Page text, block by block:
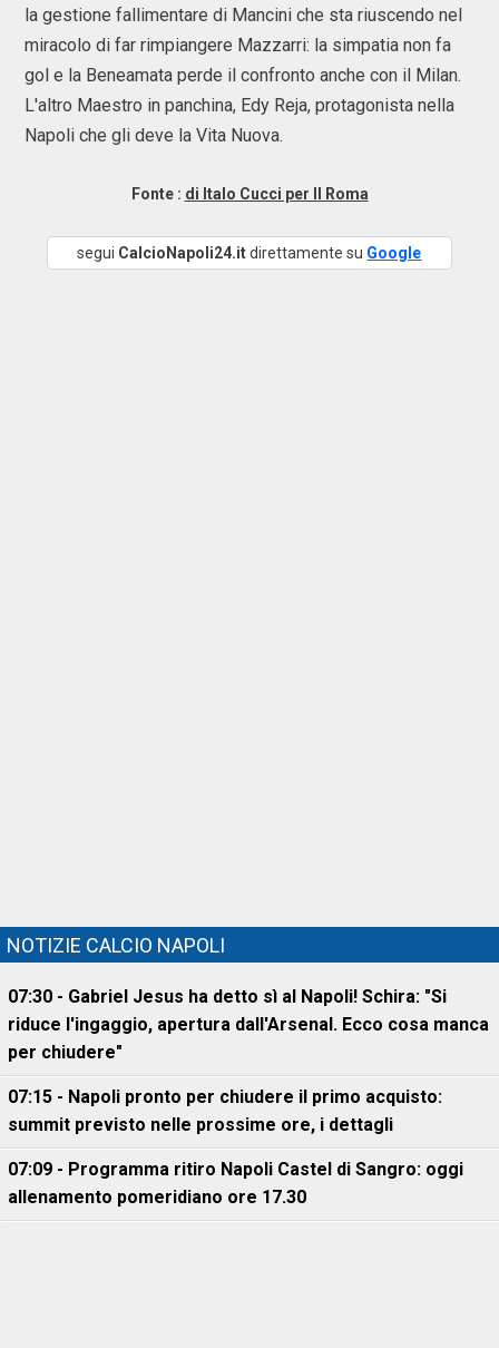
la gestione fallimentare di Mancini che sta riuscendo nel
miracolo di far rimpiangere Mazzarri: la simpatia non fa
gol e la Beneamata perde il confronto anche con il Milan.
L'altro Maestro in panchina, Edy Reja, protagonista nella
Napoli che gli deve la Vita Nuova.
Fonte : di Italo Cucci per Il Roma
segui CalcioNapoli24.itdirettamente su Google
NOTIZIE CALCIO NAPOLI
07:30 - Gabriel Jesus ha detto sì al Napoli! Schira: "Si
riduce l'ingaggio, apertura dall'Arsenal. Ecco cosa manca
per chiudere"
07:15 - Napoli pronto per chiudere il primo acquisto:
summit previsto nelle prossime ore, i dettagli
07:09 - Programma ritiro Napoli Castel di Sangro: oggi
allenamento pomeridiano ore 17.30